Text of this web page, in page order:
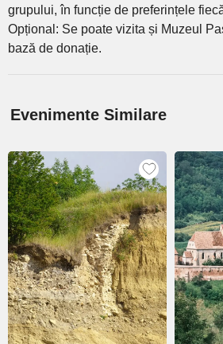
grupului, în funcție de preferințele
Opțional: Se poate vizita și Muzeul
bază de donație.
Evenimente Similare